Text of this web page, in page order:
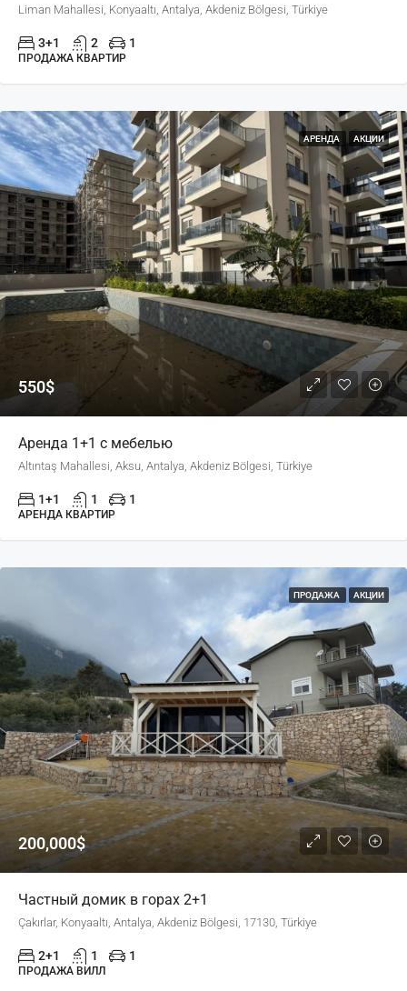
Liman Mahallesi, Konyaaltı, Antalya, Akdeniz Bölgesi, Türkiye
3+1 2 1
ПРОДАЖА КВАРТИР
АРЕНДА АКЦИИ
550$
Аренда 1+1 с мебелью
Altıntaş Mahallesi, Aksu, Antalya, Akdeniz Bölgesi, Türkiye
1+1 1 1
АРЕНДА КВАРТИР
ПРОДАЖА АКЦИИ
200,000$
Частный домик в горах 2+1
Çakırlar, Konyaaltı, Antalya, Akdeniz Bölgesi, 17130, Türkiye
2+1 1 1
ПРОДАЖА ВИЛЛ